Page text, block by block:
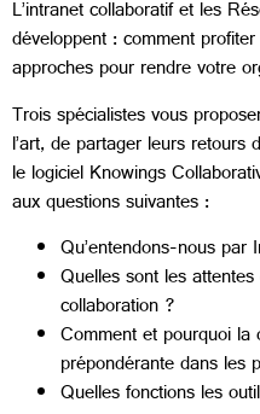
L’intranet collaboratif et les
développent : comment
approches pour rendre votre
Trois spécialistes vous
l’art, de partager leurs retours
le logiciel Knowings
aux questions suivantes :
Qu’entendons-nous
Quelles sont les
collaboration ?
Comment et pourquoi
prépondérante dans les
Quelles fonctions les